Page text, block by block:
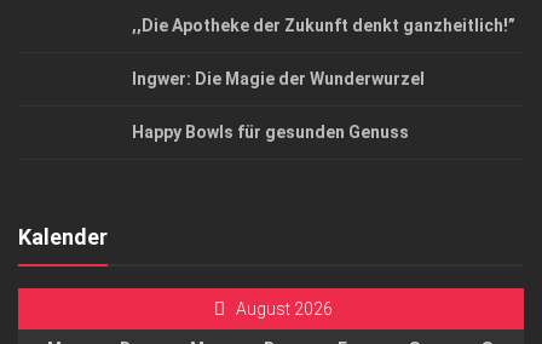
,,Die Apotheke der Zukunft denkt ganzheitlich!”
Ingwer: Die Magie der Wunderwurzel
Happy Bowls für gesunden Genuss
Kalender
August 2026